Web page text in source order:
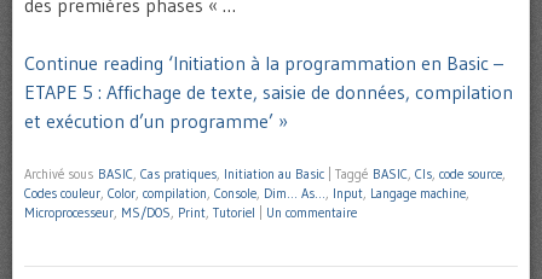
des premières phases « …
Continue reading ‘Initiation à la programmation en Basic –
ETAPE 5 : Affichage de texte, saisie de données, compilation
et exécution d’un programme’ »
Archivé sous BASIC, Cas pratiques, Initiation au Basic Taggé BASIC, Cls, code source,
Codes couleur, Color, compilation, Console, Dim… As…, Input, Langage machine,
Microprocesseur, MS/DOS, Print, Tutoriel Un commentaire